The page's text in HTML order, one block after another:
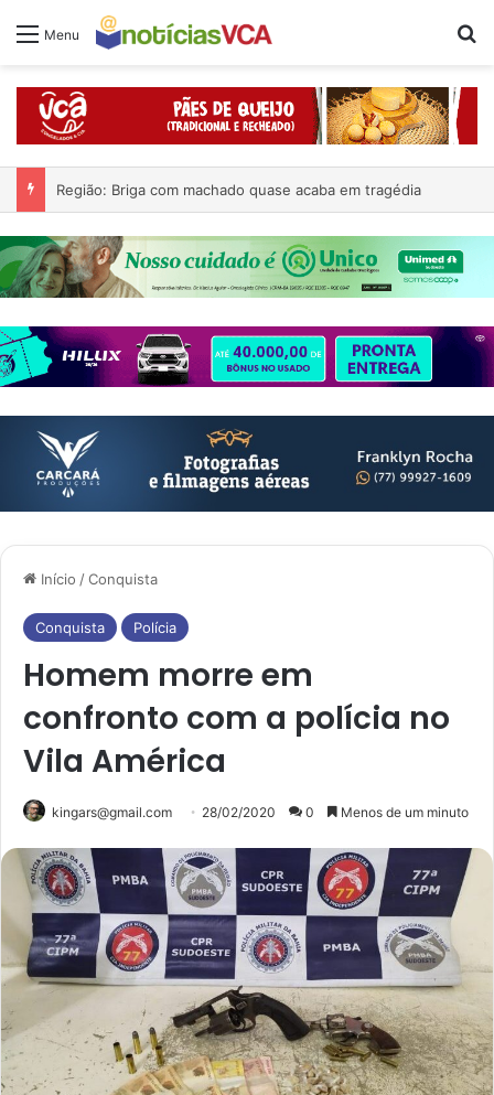
Menu
Região: Briga com machado quase acaba em tragédia
Início /Conquista
Conquista Polícia
Homem morre em
confronto com a polícia no
Vila América
kingars@gmail.com 28/02/2020 0 Menos de um minuto